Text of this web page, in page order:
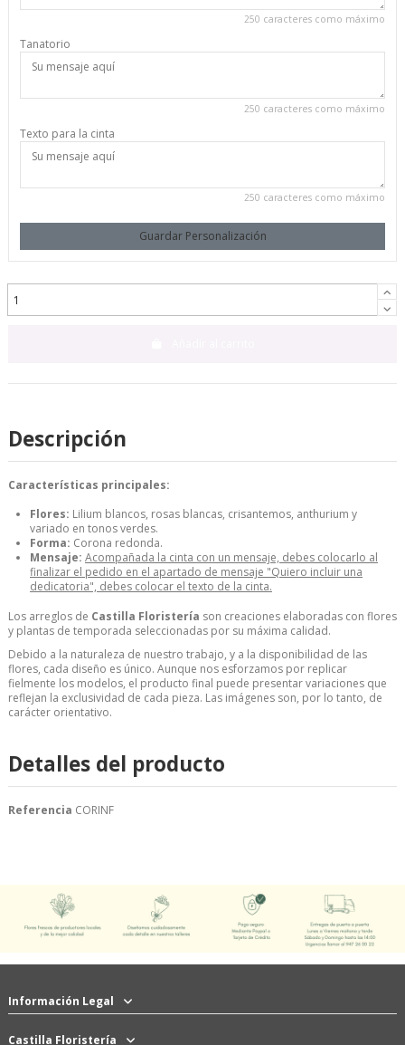
250 caracteres como máximo
Tanatorio
250 caracteres como máximo
Texto para la cinta
250 caracteres como máximo
Guardar Personalización
Descripción
Características principales:
Flores: Lilium blancos, rosas blancas, crisantemos, anthurium y
variado en tonos verdes.
Forma: Corona redonda.
Mensaje: Acompañada la cinta con un mensaje, debes colocarlo al
finalizar el pedido en el apartado de mensaje "Quiero incluir una
dedicatoria", debes colocar el texto de la cinta.
Los arreglos de Castilla Floristería son creaciones elaboradas con flores
y plantas de temporada seleccionadas por su máxima calidad.
Debido a la naturaleza de nuestro trabajo, y a la disponibilidad de las
flores, cada diseño es único. Aunque nos esforzamos por replicar
fielmente los modelos, el producto final puede presentar variaciones que
reflejan la exclusividad de cada pieza. Las imágenes son, por lo tanto, de
carácter orientativo.
Detalles del producto
Referencia CORINF
Información Legal
Castilla Floristería